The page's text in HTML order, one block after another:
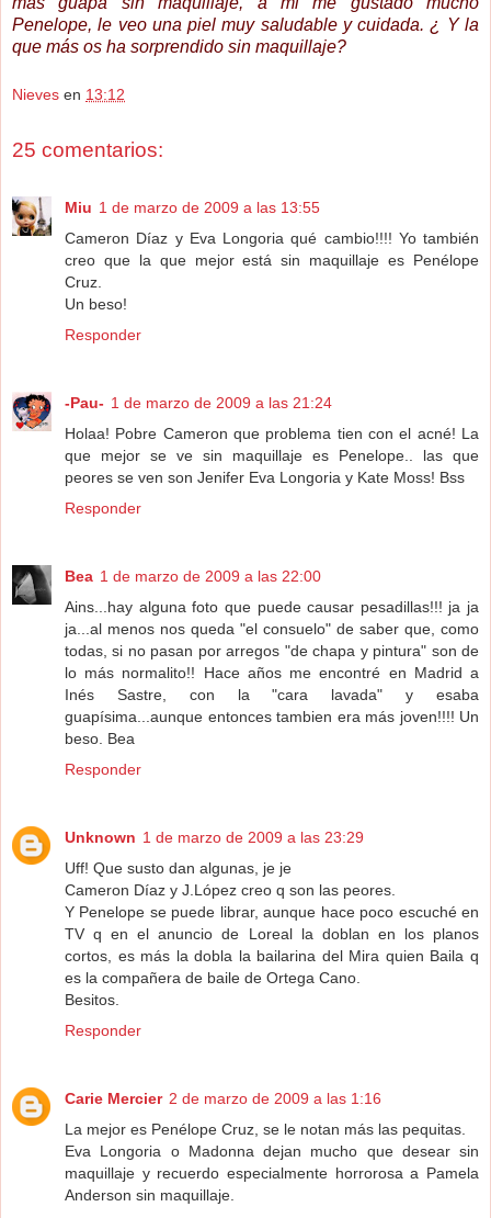
Penelope, le veo una piel muy saludable y cuidada. ¿ Y la
que más os ha sorprendido sin maquillaje?
Nieves en 13:12
25 comentarios:
Miu 1 de marzo de 2009 a las 13:55
Cameron Díaz y Eva Longoria qué cambio!!!! Yo también
creo que la que mejor está sin maquillaje es Penélope
Cruz.
Un beso!
Responder
-Pau- 1 de marzo de 2009 a las 21:24
Holaa! Pobre Cameron que problema tien con el acné! La
que mejor se ve sin maquillaje es Penelope.. las que
peores se ven son Jenifer Eva Longoria y Kate Moss! Bss
Responder
Bea 1 de marzo de 2009 a las 22:00
Ains...hay alguna foto que puede causar pesadillas!!! ja ja
ja...al menos nos queda "el consuelo" de saber que, como
todas, si no pasan por arregos "de chapa y pintura" son de
lo más normalito!! Hace años me encontré en Madrid a
Inés Sastre, con la "cara lavada" y esaba
guapísima...aunque entonces tambien era más joven!!!! Un
beso. Bea
Responder
Unknown 1 de marzo de 2009 a las 23:29
Uff! Que susto dan algunas, je je
Cameron Díaz y J.López creo q son las peores.
Y Penelope se puede librar, aunque hace poco escuché en
TV q en el anuncio de Loreal la doblan en los planos
cortos, es más la dobla la bailarina del Mira quien Baila q
es la compañera de baile de Ortega Cano.
Besitos.
Responder
Carie Mercier 2 de marzo de 2009 a las 1:16
La mejor es Penélope Cruz, se le notan más las pequitas.
Eva Longoria o Madonna dejan mucho que desear sin
maquillaje y recuerdo especialmente horrorosa a Pamela
Anderson sin maquillaje.